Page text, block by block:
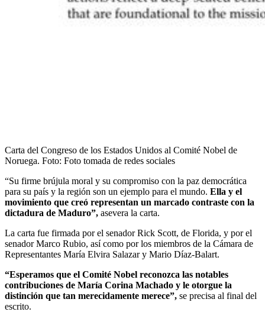
Carta del Congreso de los Estados Unidos al Comité Nobel de
Noruega. Foto: Foto tomada de redes sociales
“Su firme brújula moral y su compromiso con la paz democrática
para su país y la región son un ejemplo para el mundo. Ella y el
movimiento que creó representan un marcado contraste con la
dictadura de Maduro”, asevera la carta.
La carta fue firmada por el senador Rick Scott, de Florida, y por el
senador Marco Rubio, así como por los miembros de la Cámara de
Representantes María Elvira Salazar y Mario Díaz-Balart.
“Esperamos que el Comité Nobel reconozca las notables
contribuciones de María Corina Machado y le otorgue la
distinción que tan merecidamente merece”, se precisa al final del
escrito.